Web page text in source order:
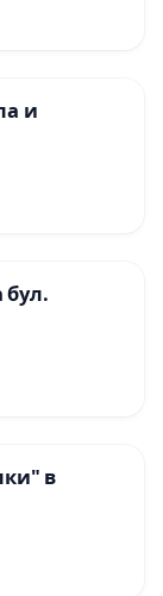
І, чл.
на
и по-
и
с цел - да
за
и
бул.
в